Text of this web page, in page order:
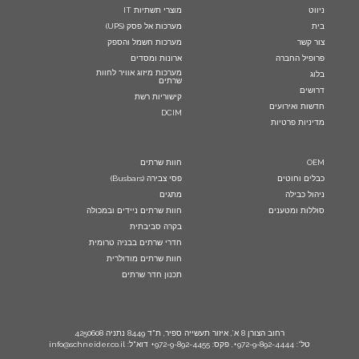
ניווט
בית
צור קשר
פרופיל החברה
בלוג
דרושים
חדשות ואירועים
מדיניות פרטיות
מוצרי תשתיות IT
מערכות אל פסק (UPS)
מערכות חשמל והספק
ארונות ומסדים
מערכות מיזוג אוויר לחוות
שרתים
קישוריות רשת
DCIM
OEM
כבלים וחוטים
ניהול כבילה
סוללות ומטענים
חוות שרתים
פסי צבירה (Busbars)
מתגים
חוות שרתים ניידים ובמכולה
בקרה סביבתית
חדרי שרתים בבניה טרומית
חוות שרתים מודולרית
תכנון חדר שרתים
רחוב הצורן 8 א’, איזור תעשייה ספיר, ת"ד 8449 נתניה 4250608
טל': 972-9-892-4444+, פקס: 972-9-892-4455+ דוא"ל: info@schneider.co.il